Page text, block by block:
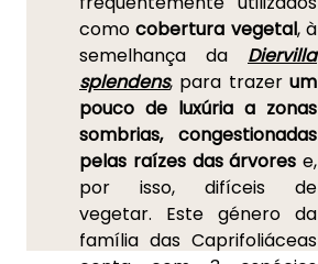
comocobertura vegetal, à
semelhança da Diervilla
splendens, para trazer um
pouco de luxúria a zonas
sombrias, congestionadas
pelas raízes das árvores e,
por isso, difíceis de
vegetar. Este género da
família das Caprifoliáceas